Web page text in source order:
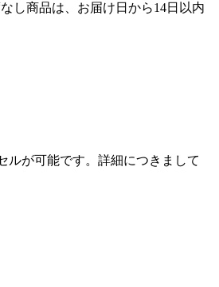
し商品は、お届け日から14日以内
ルが可能です。詳細につきまして